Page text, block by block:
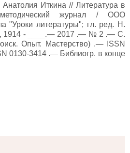
Иткина // Литература в
методический журнал / ООО
"Уроки литературы"; гл. ред. Н.
1914 - ____.— 2017 .— № 2 .— С.
Опыт. Мастерство) .— ISSN
0130-3414 .— Библиогр. в конце